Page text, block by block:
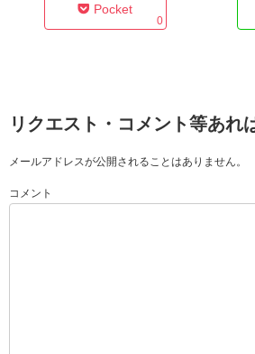
Pocket
0
リクエスト・コメント等あれ
メールアドレスが公開されることはありません。
コメント